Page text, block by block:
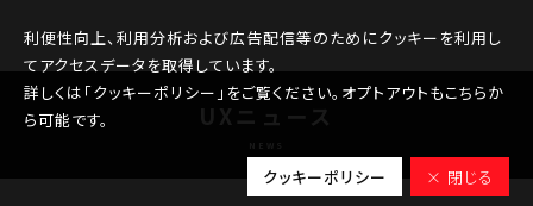
利便性向上、利用分析および広告配信等のためにクッキーを利用し
てアクセスデータを取得しています。
詳しくは「クッキーポリシー」をご覧ください。オプトアウトもこちらか
ら可能です。
クッキーポリシー × 閉じる